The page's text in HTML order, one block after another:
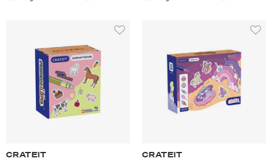
CRATEIT
CRATEIT